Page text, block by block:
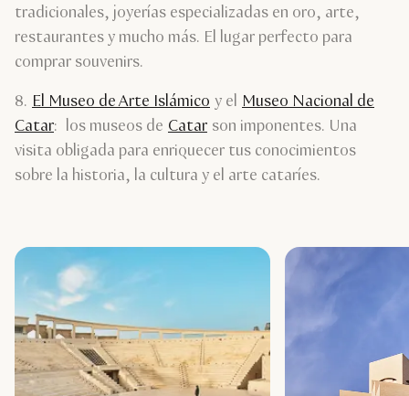
tradicionales, joyerías especializadas en oro, arte,
restaurantes y mucho más. El lugar perfecto para
comprar souvenirs.
8. El Museo de Arte Islámico y el Museo Nacional de
Catar: los museos de Catar son imponentes. Una
visita obligada para enriquecer tus conocimientos
sobre la historia, la cultura y el arte cataríes.